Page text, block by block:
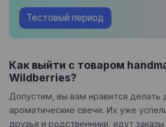
Тестовый период
Как выйти с товаром
Wildberries?
Допустим, вы вам нравится делать
ароматические свечи. Их уже
друзья и родственники, идут